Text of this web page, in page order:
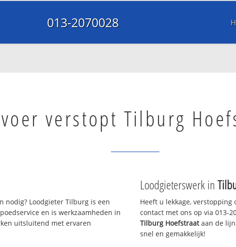
013-2070028
verstopt Tilburg
nodig? Loodgieter Tilburg is een
en is werkzaamheden in
uitsluitend met ervaren
Loodgieterswerk in
Heeft u lekkage,
contact met ons op via 013-
Tilburg Hoefstraataan de
snel en gemakkelijk!